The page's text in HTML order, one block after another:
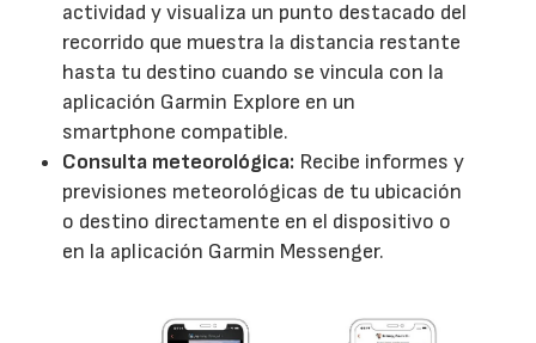
actividad y visualiza un punto destacado del
recorrido que muestra la distancia restante
hasta tu destino cuando se vincula con la
aplicación Garmin Explore en un
smartphone compatible.
Consulta meteorológica: Recibe informes y
previsiones meteorológicas de tu ubicación
o destino directamente en el dispositivo o
en la aplicación Garmin Messenger.